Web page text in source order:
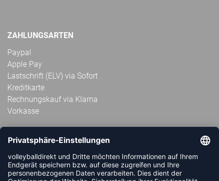
ZAHLUNGSARTEN
Paypal
Apple Pay
Lastschrift (ELV) via Sofort
Kreditkarte
Rechnungskauf via Klarna
Vorkasse
ABONNIERE JETZT DEN KOSTENLOSEN
VOLLEYBALLDIREKT-NEWSLETTER UND VERPASSE KEINE
NEUIGKEIT ODER AKTION MEHR.